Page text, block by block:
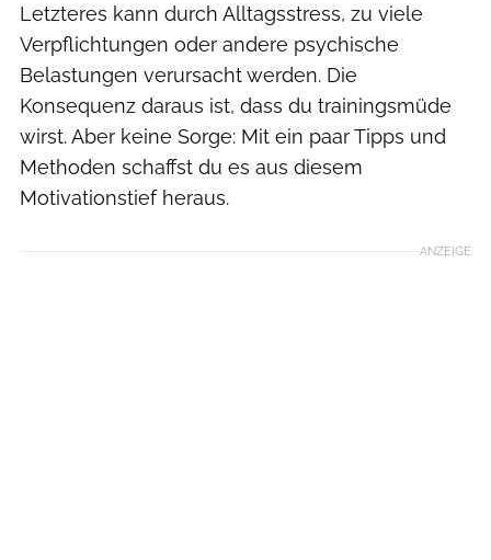
Letzteres kann durch Alltagsstress, zu viele
Verpflichtungen oder andere psychische
Belastungen verursacht werden. Die
Konsequenz daraus ist, dass du trainingsmüde
wirst. Aber keine Sorge: Mit ein paar Tipps und
Methoden schaffst du es aus diesem
Motivationstief heraus.
ANZEIGE